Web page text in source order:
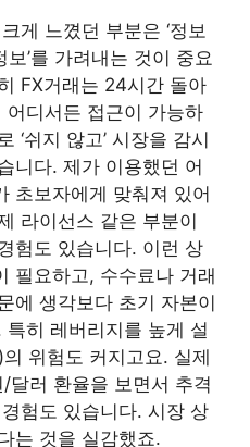
게 느꼈던 부분은 ‘정보
보’를 가려내는 것이 중요
FX거래는 24시간 돌아
디서든 접근이 가능하
‘쉬지 않고’ 시장을 감시
니다. 제가 이용했던 어
초보자에게 맞춰져 있어
라이선스 같은 부분이
험도 있습니다. 이런 상
필요하고, 수수료나 거래
에 생각보다 초기 자본이
히 레버리지를 높게 설
위험도 커지고요. 실제
러 환율을 보면서 추격
험도 있습니다. 시장 상
는 것을 실감했죠.